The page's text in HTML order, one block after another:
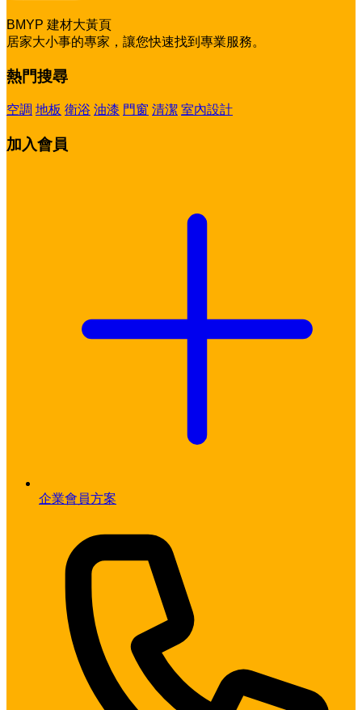
BMYP 建材大黃頁
居家大小事的專家，讓您快速找到專業服務。
熱門搜尋
空調 地板 衛浴 油漆 門窗 清潔 室內設計
加入會員
企業會員方案